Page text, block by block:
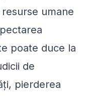
umane
poate duce la
de
pierderea